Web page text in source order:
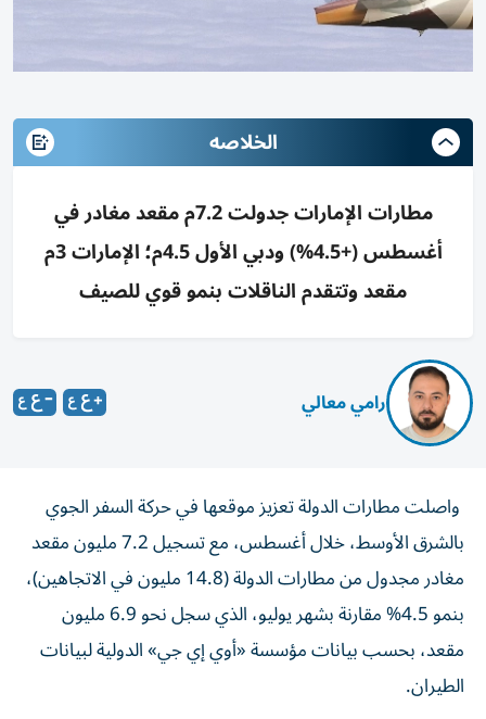
الخلاصه
مطارات الإمارات جدولت 7.2م مقعد مغادر في
أغسطس (+4.5%) ودبي الأول 4.5م؛ الإمارات 3م
مقعد وتتقدم الناقلات بنمو قوي للصيف
رامي معالي
واصلت مطارات الدولة تعزيز موقعها في حركة السفر الجوي
بالشرق الأوسط، خلال أغسطس، مع تسجيل 7.2 مليون مقعد
مغادر مجدول من مطارات الدولة (14.8 مليون في الاتجاهين)،
بنمو 4.5% مقارنة بشهر يوليو، الذي سجل نحو 6.9 مليون
مقعد، بحسب بيانات مؤسسة «أوي إي جي» الدولية لبيانات
الطيران.